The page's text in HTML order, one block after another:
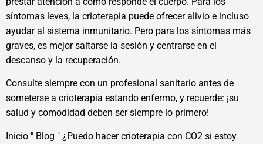
síntomas leves, la crioterapia puede ofrecer alivio e incluso
ayudar al sistema inmunitario. Pero para los síntomas más
graves, es mejor saltarse la sesión y centrarse en el
descanso y la recuperación.
Consulte siempre con un profesional sanitario antes de
someterse a crioterapia estando enfermo, y recuerde: ¡su
salud y comodidad deben ser siempre lo primero!
Inicio " Blog " ¿Puedo hacer crioterapia con CO2 si estoy